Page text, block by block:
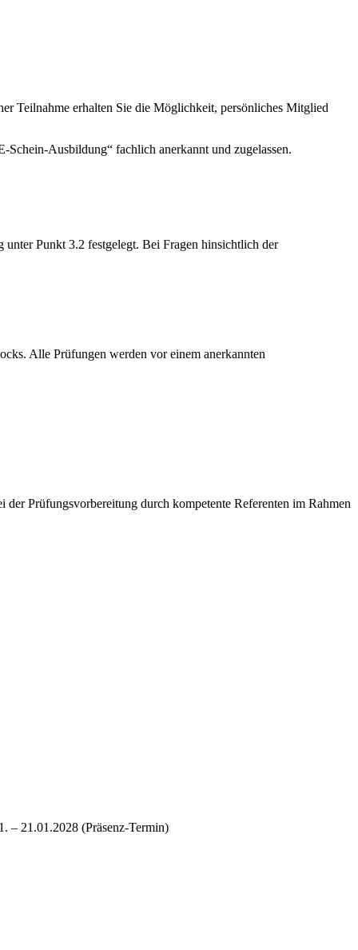
Teilnahme erhalten Sie die Möglichkeit, persönliches Mitglied
Ausbildung“ fachlich anerkannt und zugelassen.
Punkt 3.2 festgelegt. Bei Fragen hinsichtlich der
Alle Prüfungen werden vor einem anerkannten
Prüfungsvorbereitung durch kompetente Referenten im Rahmen
– 21.01.2028 (Präsenz-Termin)